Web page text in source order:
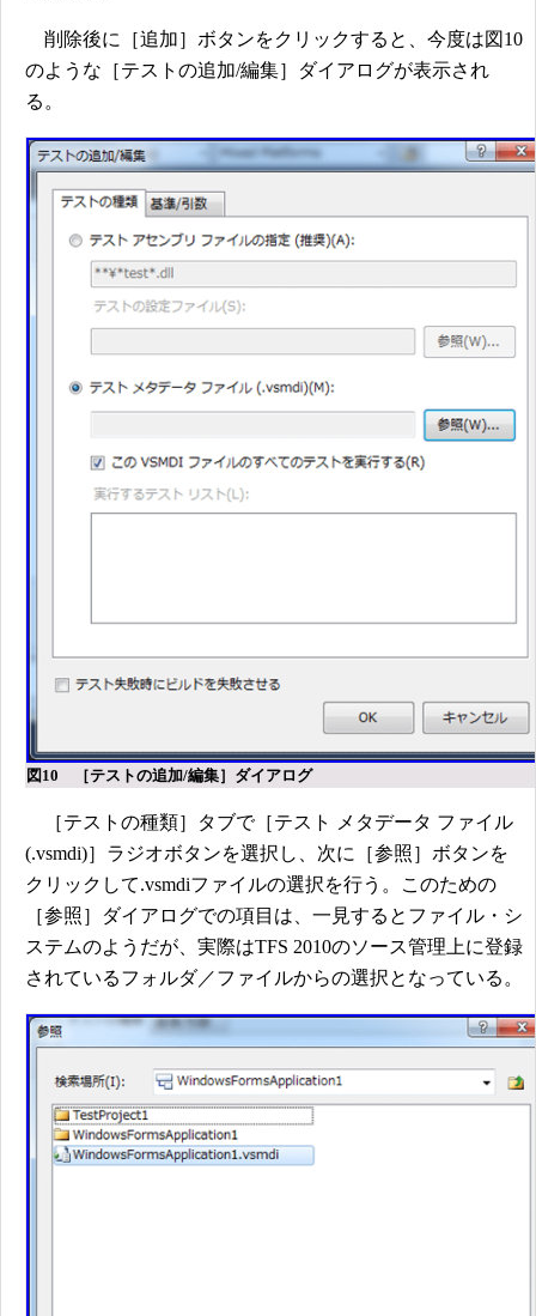
削除後に［追加］ボタンをクリックすると、今度は図10
のような［テストの追加/編集］ダイアログが表示され
る。
図10 ［テストの追加/編集］ダイアログ
［テストの種類］タブで［テスト メタデータ ファイル
(.vsmdi)］ラジオボタンを選択し、次に［参照］ボタンを
クリックして.vsmdiファイルの選択を行う。このための
［参照］ダイアログでの項目は、一見するとファイル・シ
ステムのようだが、実際はTFS 2010のソース管理上に登録
されているフォルダ／ファイルからの選択となっている。